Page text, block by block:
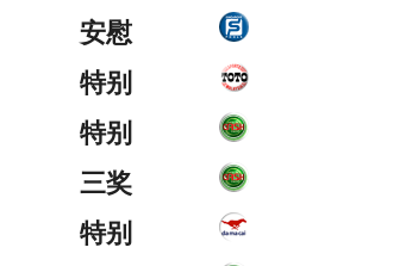
安慰
特别
特别
三奖
特别